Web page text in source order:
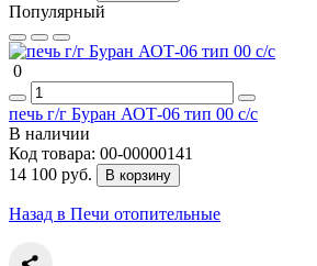
Популярный
0
печь г/г Буран АОТ-06 тип 00 с/с
В наличии
Код товара: 00-00000141
14 100 руб.
В корзину
Назад в Печи отопительные